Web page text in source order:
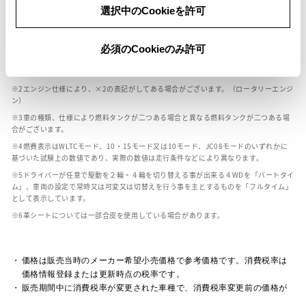
選択中のCookieを許可
必須のCookieのみ許可
エンジン仕様により、×2の表記がしてある場合がございます。（ロータリーエンジ
ン）
車の種類、仕様により燃料タンクが二つある場合と異なる燃料タンクが二つある場
合がございます。
燃費表示はWLTCモード、10・15モード又は10モード、JC08モードのいずれかに
基づいた試験上の数値であり、実際の数値は走行条件などにより異なります。
ドライバーが任意で駆動を２輪・４輪を切り替える事が出来る４WDを「パートタイ
ム」、車両の設定で常時又は可変又は切替えを行う事を主とするものを「フルタイム」
として表示しています。
革シートについては一部合皮を使用している場合があります。
価格は販売当時のメーカー希望小売価格で参考価格です。消費税率は
価格情報登録または更新時点の税率です。
販売期間中に消費税率が変更された車種で、消費税率変更前の価格が